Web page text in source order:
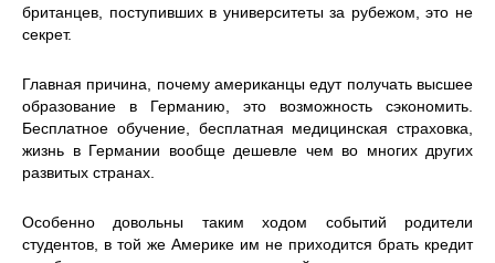
британцев, поступивших в университеты за рубежом, это не
секрет.
Главная причина, почему американцы едут получать высшее
образование в Германию, это возможность сэкономить.
Бесплатное обучение, бесплатная медицинская страховка,
жизнь в Германии вообще дешевле чем во многих других
развитых странах.
Особенно довольны таким ходом событий родители
студентов, в той же Америке им не приходится брать кредит